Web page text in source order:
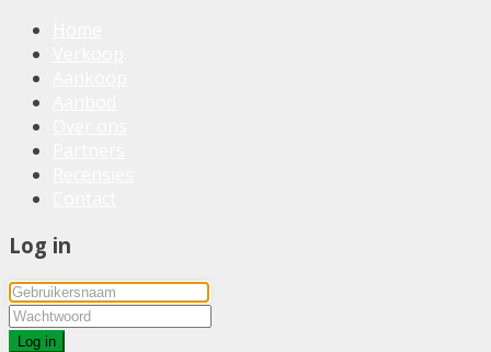
Log in
Log in